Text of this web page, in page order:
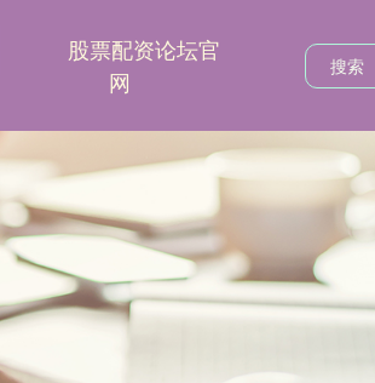
股票配资论坛官
网